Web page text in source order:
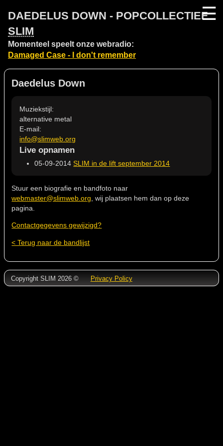
DAEDELUS DOWN - POPCOLLECTIEF
SLIM
Momenteel speelt onze webradio:
Damaged Case - I don't remember
☰
Daedelus Down
Muziekstijl:
alternative metal
E-mail:
info@slimweb.org
Live opnamen
05-09-2014SLIM in de lift september 2014
Stuur een biografie en bandfoto naar
webmaster@slimweb.org , wij plaatsen hem dan op deze
pagina.
Contactgegevens gewijzigd?
< Terug naar de bandlijst
Copyright SLIM 2026 © Privacy Policy